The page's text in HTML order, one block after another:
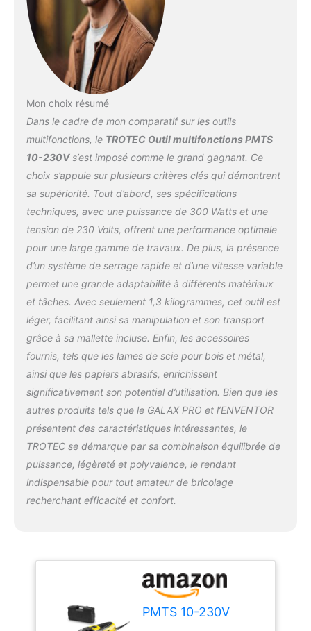
tuyaux, les carreaux, les
clous, les boulons, les
plaques de plâtre, etc.
【Conception
Egronomique】
atteindre les coins et
autres espaces
oscillant filaire dispose
d'un cordon
d'alimentation de deux
mètres de long, il offre
également un espace de
travail supplémentaire
pour le travail. 【Kit
Assorti】1 * outil oscillant
kit , 4 * lames de scie en
bois et plastique fermées
(acier à haute teneur en
carbone / 10 mm, 20
mm, 31 mm, 34 mm de
largeur de dent), 2 *
lames de scie en bois et
plastique en demi-cercle
fermé (acier à haute
teneur en carbone / 88
mm, 88 mm) , 1 * grattoir
fermé, 1 * 90x90x90mm
triangulaire, 20 * papier
de verre, 1*adaptateur
d'accessoires
secondes sans utiliser
d’outil supplémentaire. Le
support 12 positions
permet un réglage
avec démarrage en
haute performance
assure une puissance
constante, même sous
forte sollicitation. Le Soft
démarrage sans à-
coups, tandis que la
vitesse d’oscillation
réglable jusqu’à 21.000
tr/min s’adapte à tous les
main ergonomique pour
un travail confortable :
Avec sa poignée Softgrip,
son interrupteur et
sélecteur bien
positionnés, et la
possibilité d’ajouter une
poignée supplémentaire,
l’outil offre un contrôle
même lors d’un usage
prolongé
Kit complet
pour être opérationnel
immédiatement : Inclus :
plâtre), 1 lame segment
HSS, 1 grattoir, raccord
pour aspiration des
Mon choix résumé
Dans le cadre de mon comparatif sur les outils
multifonctions, le TROTEC Outil multifonctions PMTS
10-230Vs’est imposé comme le grand gagnant. Ce
choix s’appuie sur plusieurs critères clés qui démontrent
sa supériorité. Tout d’abord, ses spécifications
techniques, avec une puissance de 300 Watts et une
tension de 230 Volts, offrent une performance optimale
pour une large gamme de travaux. De plus, la présence
d’un système de serrage rapide et d’une vitesse variable
permet une grande adaptabilité à différents matériaux
et tâches. Avec seulement 1,3 kilogrammes, cet outil est
léger, facilitant ainsi sa manipulation et son transport
grâce à sa mallette incluse. Enfin, les accessoires
fournis, tels que les lames de scie pour bois et métal,
ainsi que les papiers abrasifs, enrichissent
significativement son potentiel d’utilisation. Bien que les
autres produits tels que le GALAX PRO et l’ENVENTOR
présentent des caractéristiques intéressantes, le
TROTEC se démarque par sa combinaison équilibrée de
puissance, légèreté et polyvalence, le rendant
indispensable pour tout amateur de bricolage
recherchant efficacité et confort.
PMTS 10-230V